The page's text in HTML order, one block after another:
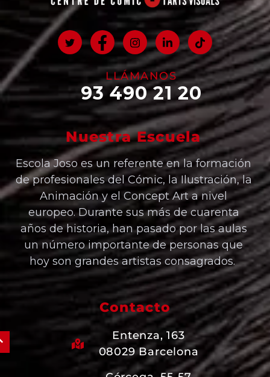
LLÁMANOS
93 490 21 20
Nuestra Escuela
Escola Joso es un referente en la formación
de profesionales del Cómic, la Ilustración, la
Animación y el Concept Art a nivel
europeo. Durante sus más de cuarenta
años de historia, han pasado por las aulas
un número importante de personas que
hoy son grandes artistas consagrados.
Contacto
Entenza, 163
08029 Barcelona